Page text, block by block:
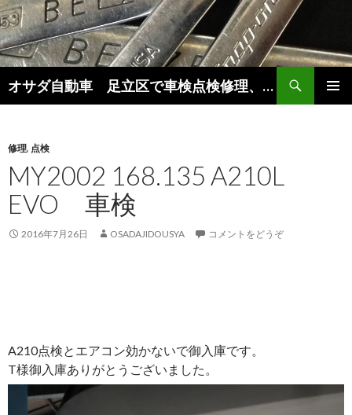
オサダ自動車 足立区で車検点検修理、新車中古車販売をしています。
索
ン
ツ
へ
移
動
修理, 点検
MY2002 168.135 A210L
EVO 車検
2016年7月26日 OSADAJIDOUSYA コメントをどうぞ
A210点検とエアコン効かないで御入庫です。
T様御入庫ありがとうございました。